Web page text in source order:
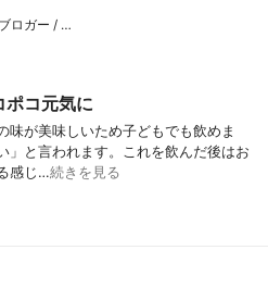
ヤシ・ハクサイ・キャベツ・ホウレ
シャ・チンゲンサイ・サラダナ・ミ
・ニラ・ムラサキキャベツ・サニーレ
パセリ・アサツキ・メネギ・セロ
カリフラワー・ブロッコリー・食用ギ
ケノコ・ズイキ・ウド・アスパラガ
・ジャガイモ・サツマイモ・サトイ
ロガー / …
ポコ元気に
味が美味しいため子どもでも飲めま
」と言われます。これを飲んだ後はお
感じ…続きを見る